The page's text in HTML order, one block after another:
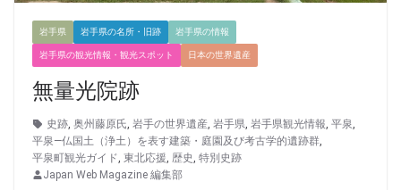
岩手県 岩手県の名所・旧跡 岩手県の情報
岩手県の観光情報・観光スポット 日本の世界遺産
無量光院跡
史跡 奥州藤原氏 岩手の世界遺産 岩手県 岩手県観光情報 平泉
平泉―仏国土（浄土）を表す建築・庭園及び考古学的遺跡群
平泉町観光ガイド 東北応援 歴史 特別史跡
Japan Web Magazine 編集部